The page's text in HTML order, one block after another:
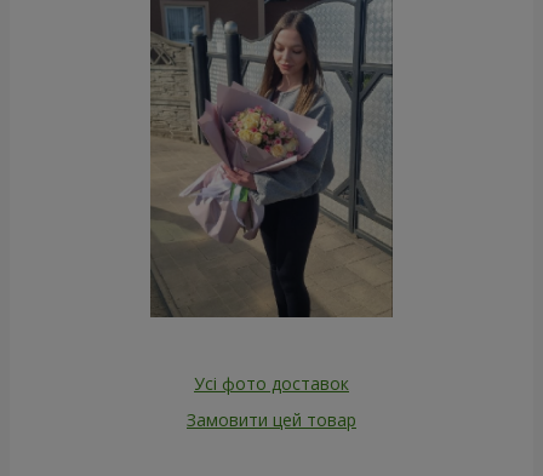
Усі фото доставок
Замовити цей товар